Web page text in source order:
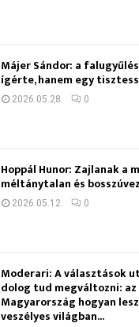
Májer Sándor: a
ígérte, hanem egy
2026.05.28. 0
Hoppál Hunor: Zajlanak a
méltánytalan és
2026.05.12. 0
Moderari: A választások
dolog tud megváltozni: az
Magyarország hogyan
veszélyes világban...